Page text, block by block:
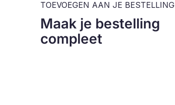
TOEVOEGEN AAN JE BESTELLING
Maak je bestelling
compleet